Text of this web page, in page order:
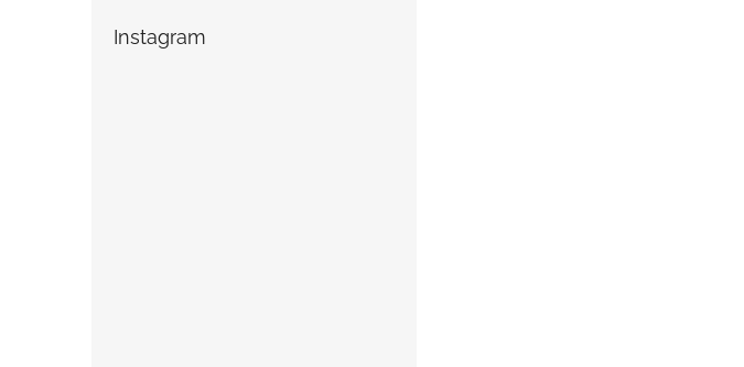
Instagram